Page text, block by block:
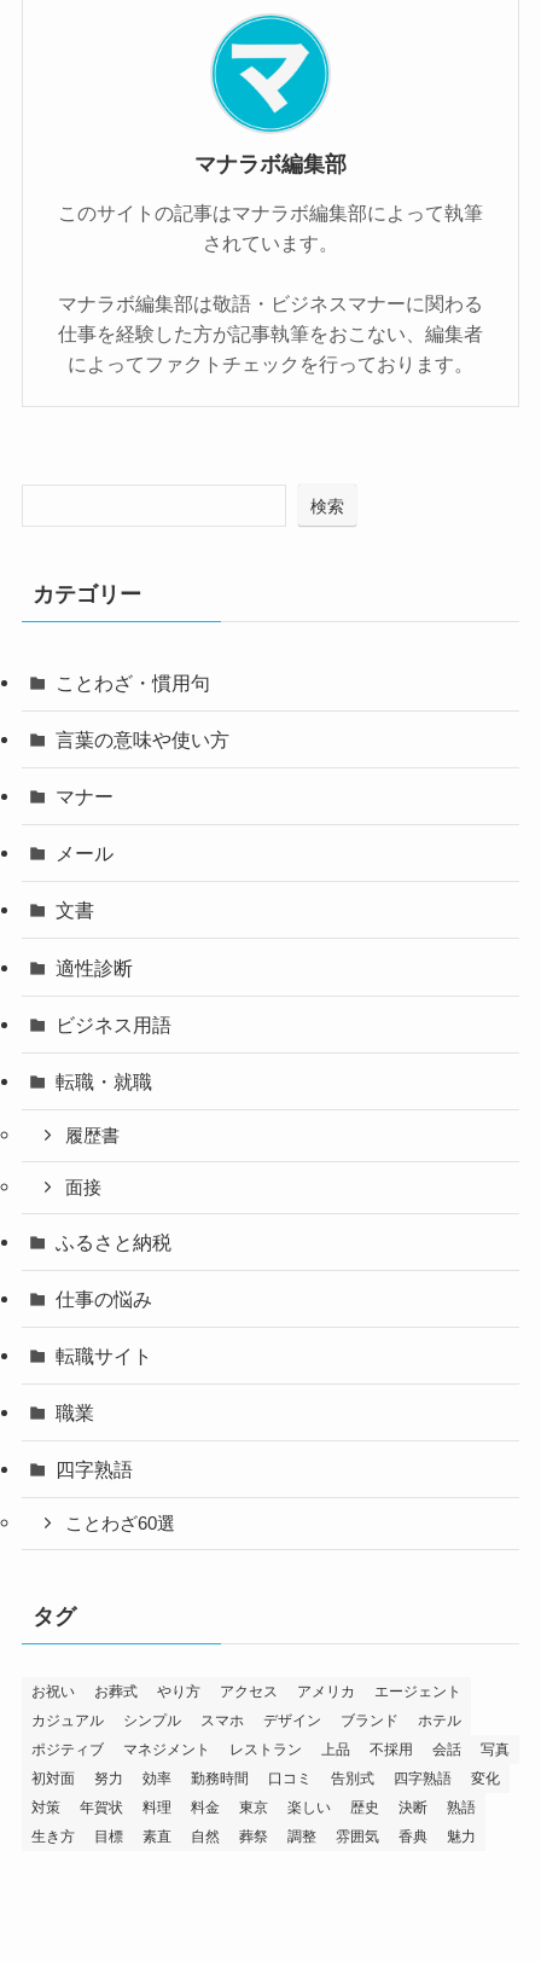
マナラボ編集部
このサイトの記事はマナラボ編集部によって執筆
されています。
マナラボ編集部は敬語・ビジネスマナーに関わる
仕事を経験した方が記事執筆をおこない、編集者
によってファクトチェックを行っております。
検索
カテゴリー
ことわざ・慣用句
言葉の意味や使い方
マナー
メール
文書
適性診断
ビジネス用語
転職・就職
履歴書
面接
ふるさと納税
仕事の悩み
転職サイト
職業
四字熟語
ことわざ60選
タグ
お祝い お葬式 やり方 アクセス アメリカ
エージェント
カジュアル
シンプル スマホ デザイン ブランド
ホテル
ポジティブ
マネジメント レストラン 上品 不採用 会話
写真
初対面
努力 効率 勤務時間 口コミ 告別式 四字熟語
変化
対策
年賀状 料理 料金 東京 楽しい 歴史 決断
熟語
生き方
目標 素直 自然 葬祭 調整 雰囲気 香典 魅力